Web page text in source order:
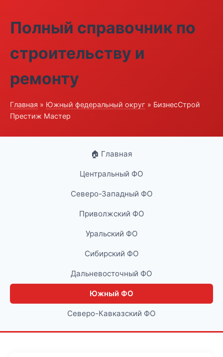
Полный справочник по
строительству и
ремонту
Главная » Южный федеральный округ » БизнесСтрой
Престиж Мастер
🏠 Главная
Центральный ФО
Северо-Западный ФО
Приволжский ФО
Уральский ФО
Сибирский ФО
Дальневосточный ФО
Южный ФО
Северо-Кавказский ФО